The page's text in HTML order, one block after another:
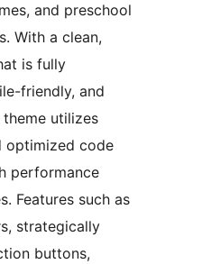
and preschool
With a clean,
is fully
friendly, and
utilizes
optimized code
performance
Features such as
strategically
buttons,